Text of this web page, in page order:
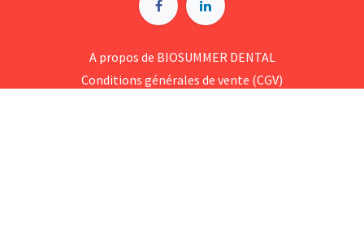
A p​ropos de BIOSUMMER DENTAL
Conditions générales d​e vente (CGV)